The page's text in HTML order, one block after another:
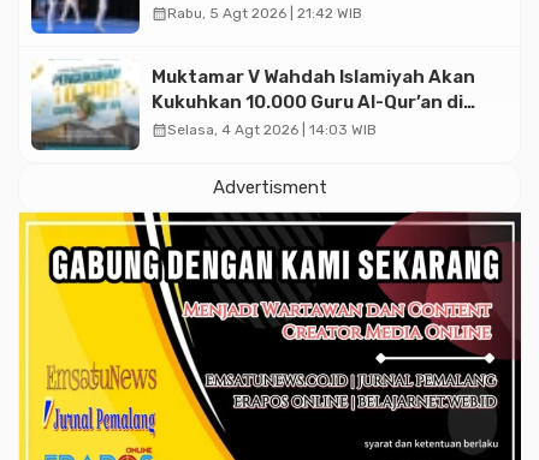
Asian Taekwondo Indonesia Open
calendar_monthRabu, 5 Agt 2026 | 21:42 WIB
Muktamar V Wahdah Islamiyah Akan
Kukuhkan 10.000 Guru Al-Qur’an di
Masjid Istiqlal
calendar_monthSelasa, 4 Agt 2026 | 14:03 WIB
Advertisment